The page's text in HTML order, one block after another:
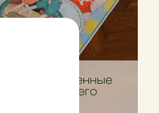
и ограниченные
для вашего